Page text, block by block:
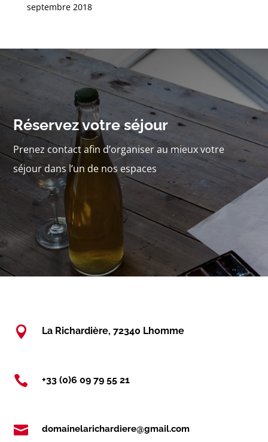
septembre 2018
Réservez votre séjour
Prenez contact afin d’organiser au mieux votre
séjour dans l’un de nos espaces
 La Richardière, 72340 Lhomme
 +33 (0)6 09 79 55 21
 domainelarichardiere@gmail.com